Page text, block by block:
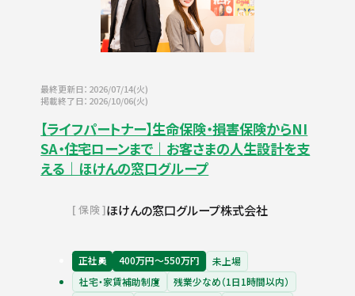
最終更新日：2026/07/14(火)
掲載終了日：2026/10/06(火)
【ライフパートナー】生命保険・損害保険からNI
SA・住宅ローンまで｜お客さまの人生設計を支
える｜ほけんの窓口グループ
保険 ほけんの窓口グループ株式会社
正社員 400万円〜550万円
未上場
社宅・家賃補助制度
残業少なめ（1日1時間以内）